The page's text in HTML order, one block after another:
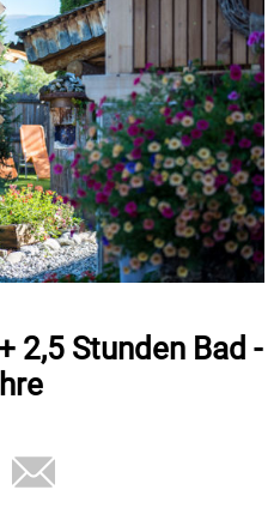
2,5 Stunden Bad -